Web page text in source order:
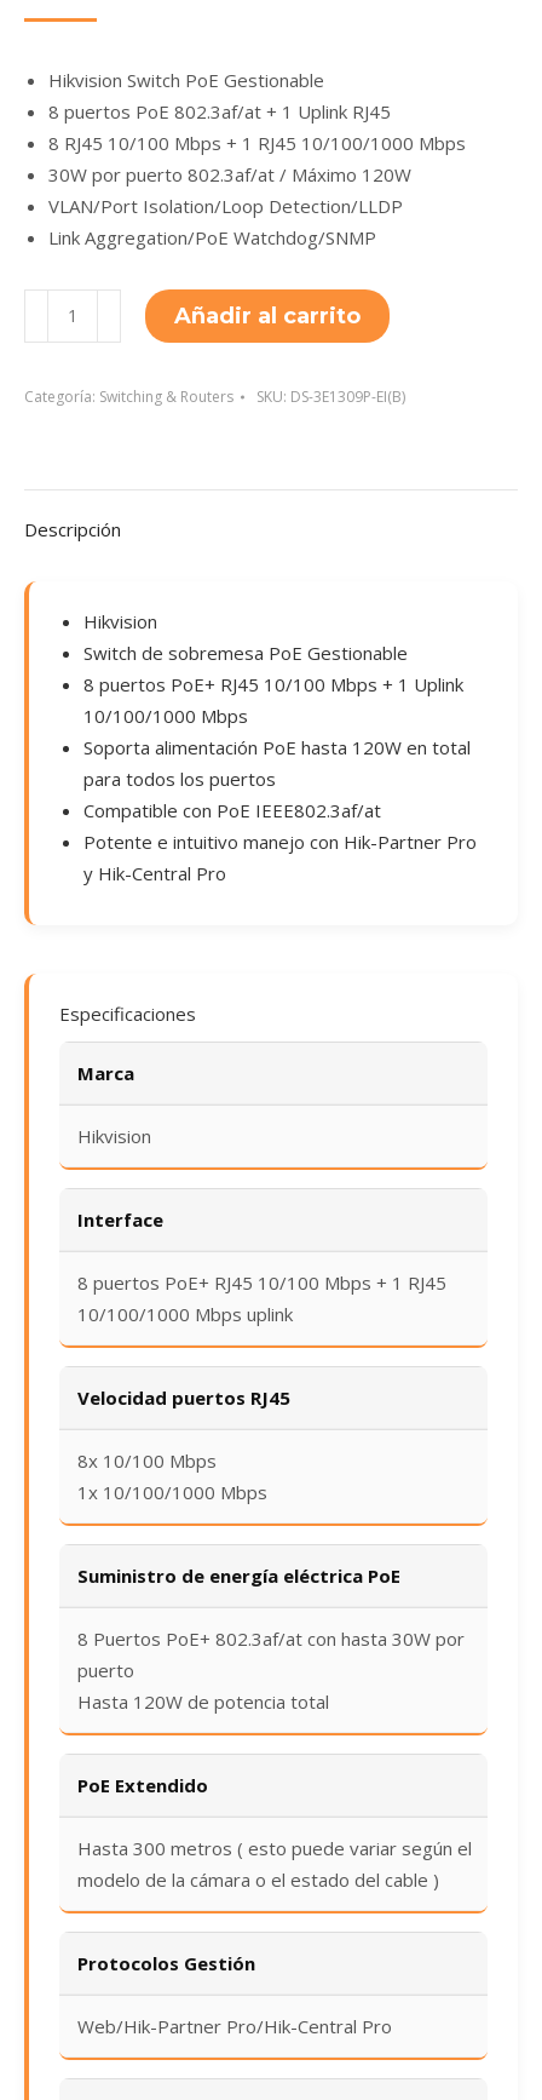
Hikvision Switch PoE Gestionable
8 puertos PoE 802.3af/at + 1 Uplink RJ45
8 RJ45 10/100 Mbps + 1 RJ45 10/100/1000 Mbps
30W por puerto 802.3af/at / Máximo 120W
VLAN/Port Isolation/Loop Detection/LLDP
Link Aggregation/PoE Watchdog/SNMP
3E1309P-
cantidad
Añadir al carrito
Categoría: Switching & Routers SKU: DS-3E1309P-EI(B)
Descripción
Hikvision
Switch de sobremesa PoE Gestionable
8 puertos PoE+ RJ45 10/100 Mbps + 1 Uplink
10/100/1000 Mbps
Soporta alimentación PoE hasta 120W en total
para todos los puertos
Compatible con PoE IEEE802.3af/at
Potente e intuitivo manejo con Hik-Partner Pro
y Hik-Central Pro
Especificaciones
Marca
Hikvision
Interface
8 puertos PoE+ RJ45 10/100 Mbps + 1 RJ45
10/100/1000 Mbps uplink
Velocidad puertos RJ45
8x 10/100 Mbps
1x 10/100/1000 Mbps
Suministro de energía eléctrica PoE
8 Puertos PoE+ 802.3af/at con hasta 30W por
puerto
Hasta 120W de potencia total
PoE Extendido
Hasta 300 metros ( esto puede variar según el
modelo de la cámara o el estado del cable )
Protocolos Gestión
Web/Hik-Partner Pro/Hik-Central Pro